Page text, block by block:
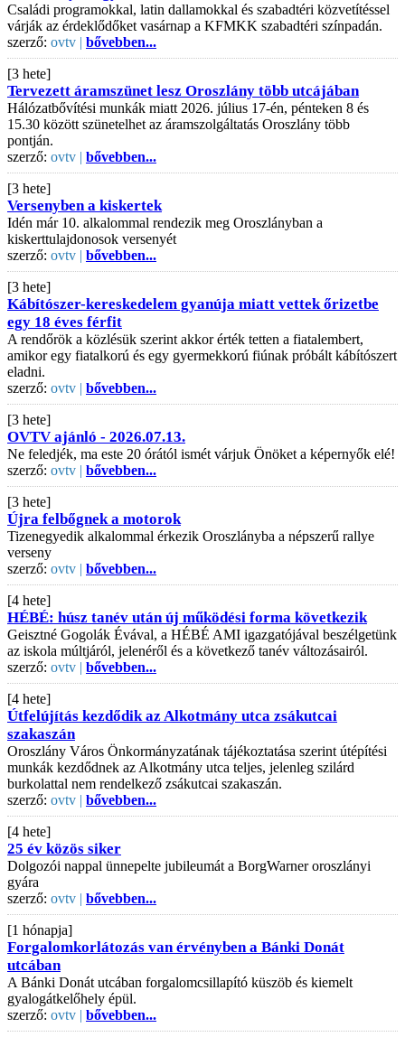
Családi programokkal, latin dallamokkal és szabadtéri közvetítéssel
várják az érdeklődőket vasárnap a KFMKK szabadtéri színpadán.
szerző: ovtv | bővebben...
[3 hete]
Tervezett áramszünet lesz Oroszlány több utcájában
Hálózatbővítési munkák miatt 2026. július 17-én, pénteken 8 és
15.30 között szünetelhet az áramszolgáltatás Oroszlány több
pontján.
szerző: ovtv | bővebben...
[3 hete]
Versenyben a kiskertek
Idén már 10. alkalommal rendezik meg Oroszlányban a
kiskerttulajdonosok versenyét
szerző: ovtv | bővebben...
[3 hete]
Kábítószer-kereskedelem gyanúja miatt vettek őrizetbe
egy 18 éves férfit
A rendőrök a közlésük szerint akkor érték tetten a fiatalembert,
amikor egy fiatalkorú és egy gyermekkorú fiúnak próbált kábítószert
eladni.
szerző: ovtv | bővebben...
[3 hete]
OVTV ajánló - 2026.07.13.
Ne feledjék, ma este 20 órától ismét várjuk Önöket a képernyők elé!
szerző: ovtv | bővebben...
[3 hete]
Újra felbőgnek a motorok
Tizenegyedik alkalommal érkezik Oroszlányba a népszerű rallye
verseny
szerző: ovtv | bővebben...
[4 hete]
HÉBÉ: húsz tanév után új működési forma következik
Geisztné Gogolák Évával, a HÉBÉ AMI igazgatójával beszélgetünk
az iskola múltjáról, jelenéről és a következő tanév változásairól.
szerző: ovtv | bővebben...
[4 hete]
Útfelújítás kezdődik az Alkotmány utca zsákutcai
szakaszán
Oroszlány Város Önkormányzatának tájékoztatása szerint útépítési
munkák kezdődnek az Alkotmány utca teljes, jelenleg szilárd
burkolattal nem rendelkező zsákutcai szakaszán.
szerző: ovtv | bővebben...
[4 hete]
25 év közös siker
Dolgozói nappal ünnepelte jubileumát a BorgWarner oroszlányi
gyára
szerző: ovtv | bővebben...
[1 hónapja]
Forgalomkorlátozás van érvényben a Bánki Donát
utcában
A Bánki Donát utcában forgalomcsillapító küszöb és kiemelt
gyalogátkelőhely épül.
szerző: ovtv | bővebben...